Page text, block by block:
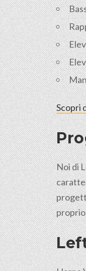
Scopri
Noi di